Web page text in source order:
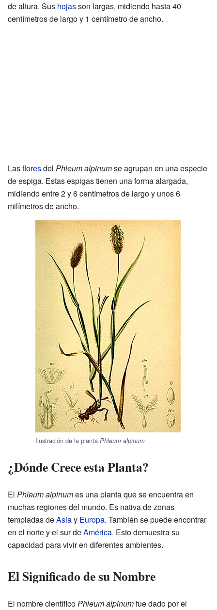
de altura. Sus hojasson largas, midiendo hasta 40
centímetros de largo y 1 centímetro de ancho.
Lasfloresdel Phleum alpinumse agrupan en una especie
de espiga. Estas espigas tienen una forma alargada,
midiendo entre 2 y 6 centímetros de largo y unos 6
milímetros de ancho.
Ilustración de la planta Phleum alpinum
¿Dónde Crece esta Planta?
El Phleum alpinumes una planta que se encuentra en
muchas regiones del mundo. Es nativa de zonas
templadas deAsiay Europa. También se puede encontrar
en el norte y el sur deAmérica. Esto demuestra su
capacidad para vivir en diferentes ambientes.
El Significado de su Nombre
El nombre científicoPhleum alpinumfue dado por el